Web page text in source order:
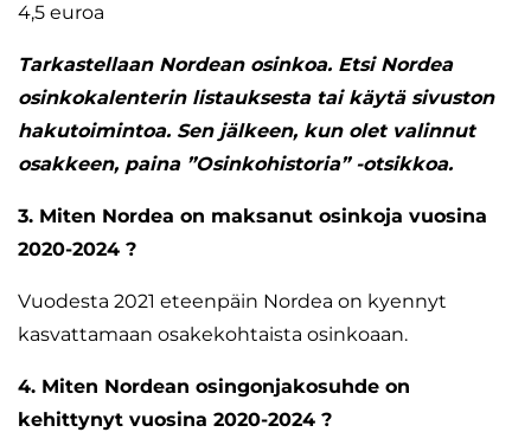
4,5 euroa
Tarkastellaan Nordean osinkoa. Etsi Nordea
osinkokalenterin listauksesta tai käytä sivuston
hakutoimintoa. Sen jälkeen, kun olet valinnut
osakkeen, paina ”Osinkohistoria” -otsikkoa.
3. Miten Nordea on maksanut osinkoja vuosina
2020-2024 ?
Vuodesta 2021 eteenpäin Nordea on kyennyt
kasvattamaan osakekohtaista osinkoaan.
4. Miten Nordean osingonjakosuhde on
kehittynyt vuosina 2020-2024 ?